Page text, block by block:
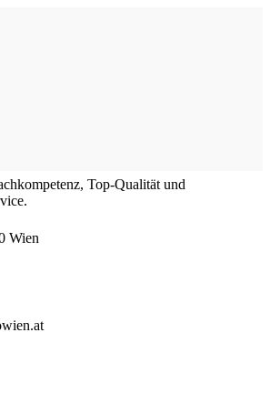
Top-Qualität und
Wien